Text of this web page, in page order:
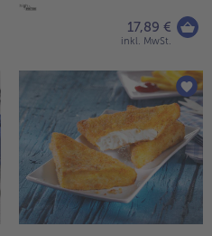
17,89 €
inkl. MwSt.